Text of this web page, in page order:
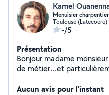
Kamel
Menuisier charpentier
Toulouse (Latecoere)
-/5
Présentation
Bonjour madame monsieur Je suis menuisier charpentier
de métier...et
méthodes de finitions,
Aucun avis pour l'instant